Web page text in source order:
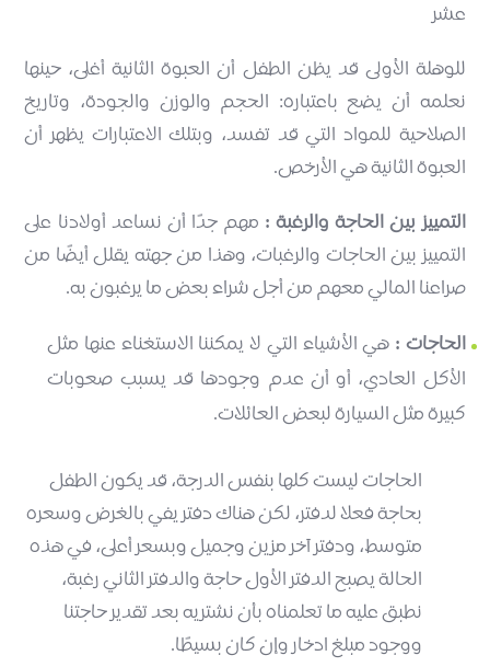
عشر
للوهلة الأولى قد يظن الطفل أن العبوة الثانية أغلى، حينها
نعلمه أن يضع باعتباره: الحجم والوزن والجودة، وتاريخ
الصلاحية للمواد التي قد تفسد، وبتلك الاعتبارات يظهر أن
العبوة الثانية هي الأرخص.
التمييز بين الحاجة والرغبة : مهم جدًا أن نساعد أولادنا على
التمييز بين الحاجات والرغبات، وهذا من جهته يقلل أيضًا من
صراعنا المالي معهم من أجل شراء بعض ما يرغبون به.
الحاجات : هي الأشياء التي لا يمكننا الاستغناء عنها مثل
الأكل العادي، أو أن عدم وجودها قد يسبب صعوبات
كبيرة مثل السيارة لبعض العائلات.
الحاجات ليست كلها بنفس الدرجة، قد يكون الطفل
بحاجة فعلا لدفتر، لكن هناك دفتر يفي بالغرض وسعره
متوسط، ودفتر آخر مزين وجميل وبسعر أعلى، في هذه
الحالة يصبح الدفتر الأول حاجة والدفتر الثاني رغبة،
نطبق عليه ما تعلمناه بأن نشتريه بعد تقدير حاجتنا
ووجود مبلغ ادخار وإن كان بسيطًا.